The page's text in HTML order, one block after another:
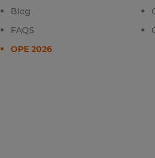
Blog
FAQS
OPE 2026